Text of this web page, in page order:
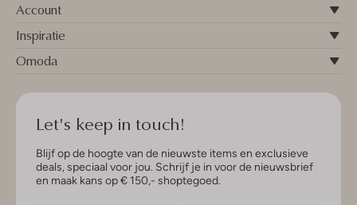
Account
Inspiratie
Omoda
Let's keep in touch!
Blijf op de hoogte van de nieuwste items en exclusieve
deals, speciaal voor jou. Schrijf je in voor de nieuwsbrief
en maak kans op € 150,- shoptegoed.